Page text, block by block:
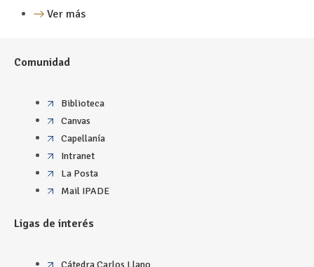
Ver más
Comunidad
Biblioteca
Canvas
Capellanía
Intranet
La Posta
Mail IPADE
Ligas de interés